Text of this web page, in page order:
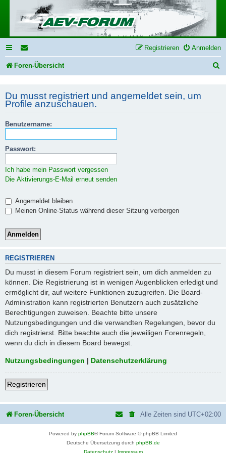
Anmelden
Registrieren
Foren-Übersicht
Du musst registriert und angemeldet sein, um
Profile anzuschauen.
Benutzername:
Passwort:
Ich habe mein Passwort vergessen
Die Aktivierungs-E-Mail erneut senden
Angemeldet bleiben
Meinen Online-Status während dieser Sitzung verbergen
REGISTRIEREN
Du musst in diesem Forum registriert sein, um dich anmelden zu
können. Die Registrierung ist in wenigen Augenblicken erledigt und
ermöglicht dir, auf weitere Funktionen zuzugreifen. Die Board-
Administration kann registrierten Benutzern auch zusätzliche
Berechtigungen zuweisen. Beachte bitte unsere
Nutzungsbedingungen und die verwandten Regelungen, bevor du
dich registrierst. Bitte beachte auch die jeweiligen Forenregeln,
wenn du dich in diesem Board bewegst.
Nutzungsbedingungen | Datenschutzerklärung
Registrieren
Foren-Übersicht Alle Zeiten sind UTC+02:00
Powered by phpBB® Forum Software © phpBB Limited
Deutsche Übersetzung durch phpBB.de
Datenschutz| Impressum